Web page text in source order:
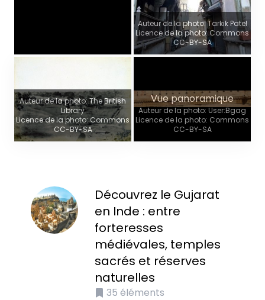
Auteur de la photo: Tarkik Patel
Licence de la photo: Commons
CC-BY-SA
Auteur de la photo: The British
Library
Licence de la photo: Commons
CC-BY-SA
Vue panoramique
Auteur de la photo: User:Bgag
Licence de la photo: Commons
CC-BY-SA
Découvrez le Gujarat
en Inde : entre
forteresses
médiévales, temples
sacrés et réserves
naturelles
35 éléments